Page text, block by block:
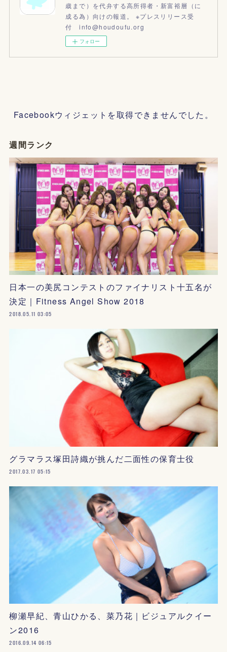
歳まで）を代弁する高所得者・新富裕層（に
成る為）向けの報道。 ※プレスリリース受
付 info@houdoufu.org
フォロー
Facebookウィジェットを取得できませんでした。
週間ランク
日本一の美尻コンテストのファイナリスト十五名が
決定｜Fitness Angel Show 2018
2018.05.11 03:05
グラマラス塚田詩織が挑んだ二面性の保育士役
2017.03.17 05:15
柳瀬早紀、青山ひかる、菜乃花｜ビジュアルクイー
ン2016
2016.09.14 06:15